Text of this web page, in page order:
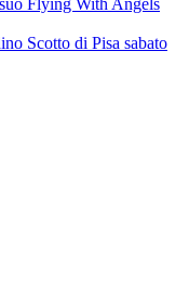
Flying With Angels
Scotto di Pisa sabato